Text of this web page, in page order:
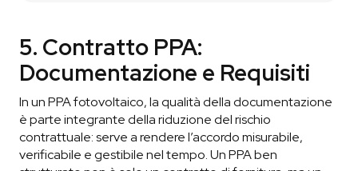
5. Contratto PPA:
Documentazione e Requisiti
In un PPA fotovoltaico, la qualità della documentazione
è parte integrante della riduzione del rischio
contrattuale: serve a rendere l’accordo misurabile,
verificabile e gestibile nel tempo. Un PPA ben